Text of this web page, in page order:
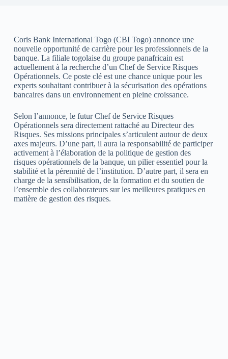
Coris Bank International Togo (CBI Togo) annonce une
nouvelle opportunité de carrière pour les professionnels de la
banque. La filiale togolaise du groupe panafricain est
actuellement à la recherche d’un Chef de Service Risques
Opérationnels. Ce poste clé est une chance unique pour les
experts souhaitant contribuer à la sécurisation des opérations
bancaires dans un environnement en pleine croissance.
Selon l’annonce, le futur Chef de Service Risques
Opérationnels sera directement rattaché au Directeur des
Risques. Ses missions principales s’articulent autour de deux
axes majeurs. D’une part, il aura la responsabilité de participer
activement à l’élaboration de la politique de gestion des
risques opérationnels de la banque, un pilier essentiel pour la
stabilité et la pérennité de l’institution. D’autre part, il sera en
charge de la sensibilisation, de la formation et du soutien de
l’ensemble des collaborateurs sur les meilleures pratiques en
matière de gestion des risques.